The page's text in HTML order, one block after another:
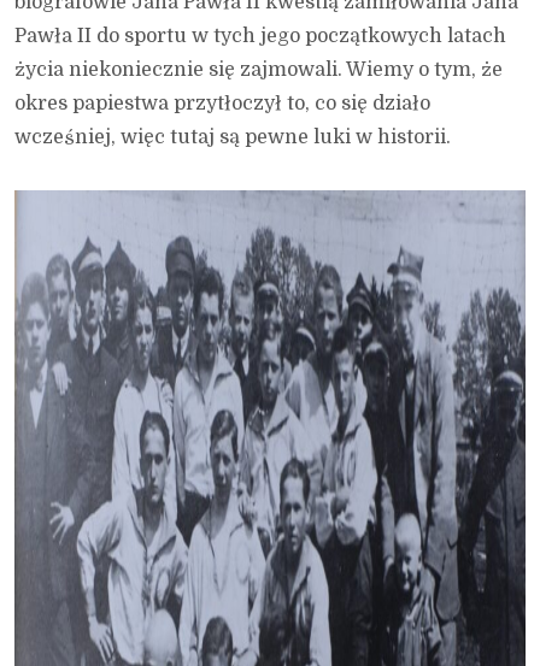
Pawła II do sportu w tych jego początkowych latach
życia niekoniecznie się zajmowali. Wiemy o tym, że
okres papiestwa przytłoczył to, co się działo
wcześniej, więc tutaj są pewne luki w historii.